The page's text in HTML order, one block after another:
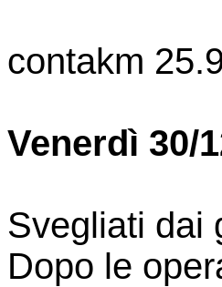
contakm
Venerdì 30/
Svegliati dai
Dopo le